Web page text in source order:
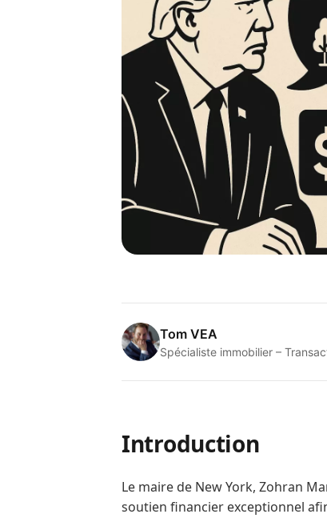
Tom VEA
Spécialiste immobilier –
Introduction
Le maire de New York, Zohran
soutien financier exceptionnel